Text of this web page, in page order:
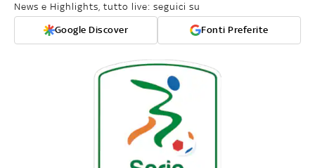
News e Highlights, tutto live: seguici su
Google Discover Fonti Preferite